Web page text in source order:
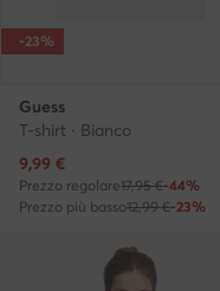
-23%
Guess
T-shirt · Bianco
Prezzo attuale
9,99 €
Prezzo regolare17,95 €-44%
Prezzo più basso12,99 €-23%